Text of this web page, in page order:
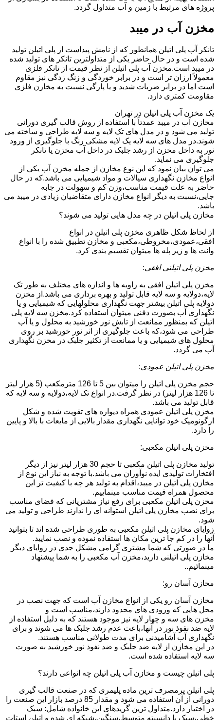
پروژه های مرتبط با زمین و آب متداول گردد.
مخزن آب در میبد
تانکر آب پلی اتیلن همانطور که از نامش پیداست از پلی اتیلن تولید
شده است و در حال حاضر یکی از متداولترین تانکر های تولید شده
در میبد است.مخزن آب پلی اتیلن از نظر قیمت از تانکر فلزی
معمولاً ارزان تر است و در برابر خوردگی و زنگ زدگی نیز مقاوم
است اما در برابر ضربات شدید و یا پارگی نسبت به مخازن فلزی
مقاومت کمتری دارد.
یک مخزن آب پلی اتیلن در تهران
مخازن آب در میبد عمدتاً با استفاده از روش قالب گیری دورانی
تولید می شود و در مدل های تک لایه و سه لایه طراحی و ساخته می
شوند.در مدل های سه لایه یک لایه مشکی رنگ با جلوگیری از ورود
نور به داخل مخزن از رشد جلبک در داخل آب مخزن یا تانکر
جلوگیری می نماید.
می توان بیان نمود که این نوع مخازن از جمله مخزن آب یکی از
انواع مخازن نگهداری سیالات و مواد شیمیایی می باشد.که در حال
حاضر به علت قیمت مناسب،وزن کم و سهولت در جابه
جایی،نسبت به دیگر انواع مخازن دارای متقاضیان زیادی در میبد می
باشد.
مخازن پلی اتیلن در چه مدل هایی تولید می شوند؟
از لحاظ شکل ظاهری مخزن پلی اتیلن در انواع
افقی،عمودی،مخروطی،مکعبی و مخازن تطبیق شده را با انواع
وانت ها و زیر پله ها میتوان تقسیم بندی کرد.
مخزن پلی اتیلنی افقی:
مخزن پلی اتیلن افقی به زاویه ها و اندازه های مختلف به طور تک
لایه،دولایه و سه لایه قابل تولید و بهره برداری می باشد.از مخزن
دولایه پلی اتیلن بیشتر جهت نگهداری محلولهایی که شیمیایی و یا
نگهداری آب بصورت دفنی میتوان استفاده کرد.مخزن سه لایه پلی
اتیلن که بمنظور ممانعت از تابش نور خورشید به محلول و یا آب
طراحی می شود،که باعث جلوگیری از اثر نور خورشید بر روی
محلول های شیمیایی و یا ممانعت از تکثیر جلبک در مخزن نگهداری
آب می گردد.
مخزن پلی اتیلن عمودی:
حجم مخزن پلی اتیلن را میتوان بین 5 تا 126 مترمکعب (5 هزار لیتر
تا 126 هزار لیتر) در نظر گرفت.در انواع تک لایه،دولایه و سه لایه که
قابل تولید می باشد.
مخزن پلی اتیلن عمودی همراه دیواره های تقویت شده و شکل
ارگونومیک خود توانایی نگهداری مقدار بالایی از مایعات با بالا و پایین
را دارد.
مخزن پلی اتیلن مکعبی:
تولید مخازن پلی اتیلن مکعبی تا حجم 30 هزار لیتر نیز از دیگر
افتخارات تولیدی ایده نوآوران می باشد.با توجه به نیاز این نوع از
مخازن پلی اتیلن در میبد،اقدام به تولید هر چه با کیفیت تر این
محصول همراه قیمت مناسب مینماییم.
مخزن پلی اتیلن مکعبی برای رفع نیاز مشتریانی که فضای مناسب
برای نصب مخازن پلی اتیلن استوانه ای را ندارند طراحی و تولید می
شود.
زوایای مخازن پلی اتیلن مکعبی به طوری طراحی شده اند تا بتوانید
آنها را در کم جا ترین مکان ها استفاده نموده و نصب نمایید.
ما در صورتی که شما مشتری گرامی مشکل جدی در زوایای دیگر
مخازن پلی اتیلنی دارید،مخزن آب مکعبی را به شما پیشنهاد
مینمائیم..
مخازن آسان رو:
مخازن آسان رو یکی از انواع مخازن آب است که جهت نصب در
محل هایی که ورودی های محدود دارند،مناسب است و
مخزن های سه و چهار لایه نیز موجود هستند که به دلیل استفاده از
لایه ضد نفوذ نور در آنها،باعث عدم رشد جلبک ها می شوند و برای
نگهداری آب آشامیدنی برای مدت طولانی مناسب هستند.
در این مخازن از لایه ضد جلبک و ضد نفوذ نور خورشید به صورت
سه لایه استفاده شده است.
پلی اتیلن چیست و مخازن آب پلی اتیلن چه انواعی دارند؟
پلی اتیلن پرمصرف ترین ماده پلیمری که در صنعت قالب گیری
دورانی از آن استفاده می شود و مقدار 85 درصد بازار این صنعت را
در اختیار دارد.متداول ترین گریدهای این خانواده شامل: سبک
خطی،سبک با دانسیته متوسط،سنگین،شبکه ای شده و اتیلن استات